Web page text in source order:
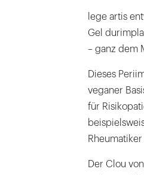
lege artis
Gel
– ganz dem
Dieses
veganer
für
Der Clou